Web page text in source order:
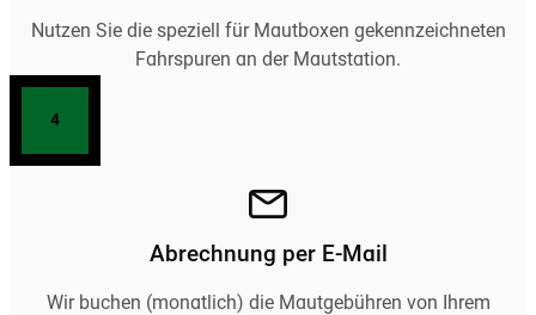
Nutzen Sie die speziell für Mautboxen gekennzeichneten
Fahrspuren an der Mautstation.
4
Abrechnung per E-Mail
Wir buchen (monatlich) die Mautgebühren von Ihrem